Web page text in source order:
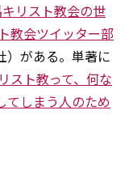
リスト教会の世
教会ツイッター部
）がある。単著に
スト教って、何な
てしまう人のため